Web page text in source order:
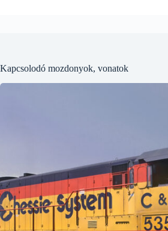
Kapcsolodó mozdonyok, vonatok